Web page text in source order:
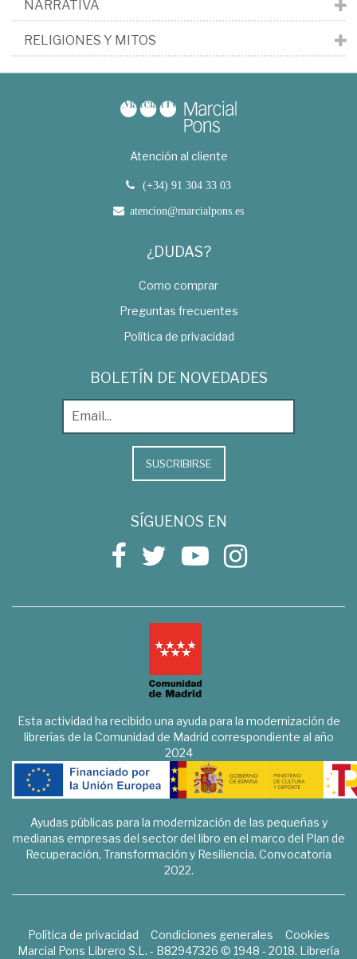
NARRATIVA
RELIGIONES Y MITOS
Atención al cliente
(+34) 91 304 33 03
atencion@marcialpons.es
¿DUDAS?
Como comprar
Preguntas frecuentes
Política de privacidad
BOLETÍN DE NOVEDADES
SUSCRIBIRSE
SÍGUENOS EN
Esta actividad ha recibido una ayuda para la modernización de
librerías de la Comunidad de Madrid correspondiente al año
2024
Ayudas públicas para la modernización de las pequeñas y
medianas empresas del sector del libro en el marco del Plan de
Recuperación, Transformación y Resiliencia. Convocatoria
2022.
Política de privacidad Condiciones generales
Cookies
Marcial Pons Librero S.L. - B82947326 © 1948 - 2018. Librería